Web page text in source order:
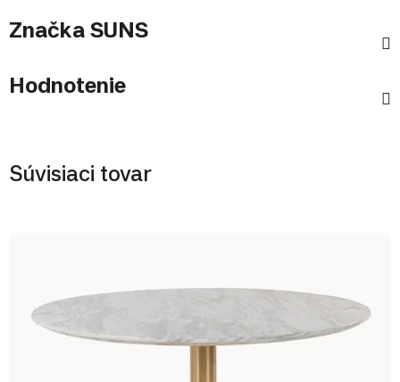
Značka SUNS
Hodnotenie
Súvisiaci tovar